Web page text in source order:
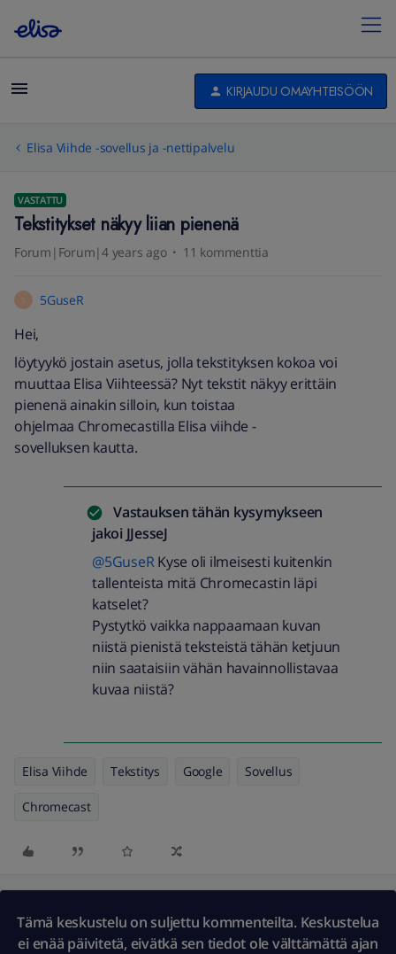
KIRJAUDU OMAYHTEISÖÖN
Elisa Viihde -sovellus ja -nettipalvelu
VASTATTU
Tekstitykset näkyy liian pienenä
Forum|Forum|4 years ago 11 kommenttia
5 5GuseR
Hei,
löytyykö jostain asetus, jolla tekstityksen kokoa voi
muuttaa Elisa Viihteessä? Nyt tekstit näkyy erittäin
pienenä ainakin silloin, kun toistaa
ohjelmaa Chromecastilla Elisa viihde -
sovelluksen kautta.
Vastauksen tähän kysymykseen
jakoi JJesseJ
@5GuseRKyse oli ilmeisesti kuitenkin
tallenteista mitä Chromecastin läpi
katselet?
Pystytkö vaikka nappaamaan kuvan
niistä pienistä teksteistä tähän ketjuun
niin saataisiin vähän havainnollistavaa
kuvaa niistä?
Elisa Viihde Tekstitys Google Sovellus
Chromecast
Tämä keskustelu on suljettu kommenteilta. Keskustelua
ei enää päivitetä, eivätkä sen tiedot ole välttämättä ajan